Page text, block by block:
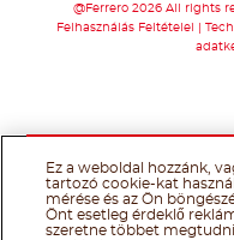
@Ferrero 2026 All rights
Felhasználás Feltételei
Ez a weboldal hozzánk,
tartozó cookie-kat
mérése és az Ön
Önt esetleg érdeklő
szeretne többet